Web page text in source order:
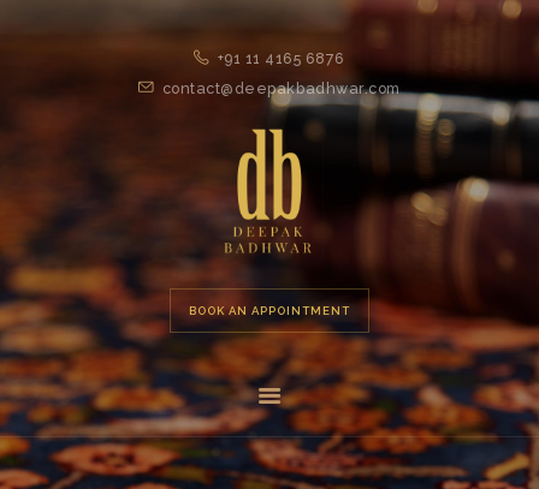
+91 11 4165 6876
contact@deepakbadhwar.com
BOOK AN APPOINTMENT
ABOUT
COLLECTION
COUTURESCAPE
CONTACT